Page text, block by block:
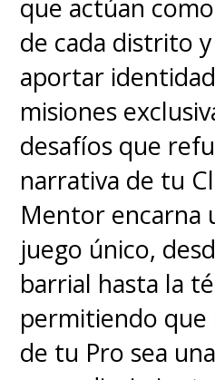
que actúan
de cada distrito
aportar
misiones
desafíos que
narrativa de tu
Mentor encarna
juego único,
barrial hasta la
permitiendo que
de tu Pro sea